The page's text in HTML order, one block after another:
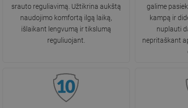
srauto reguliavimą. Užtikrina aukštą
naudojimo komfortą ilgą laiką,
išlaikant lengvumą ir tikslumą
reguliuojant.
galime
kampą ir
nuplauti
nepritaškant